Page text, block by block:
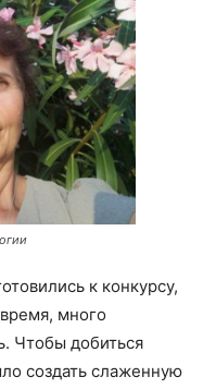
к конкурсу,
много
Чтобы добиться
создать слаженную